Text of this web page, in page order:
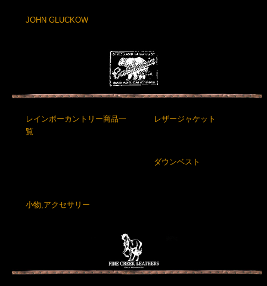
JOHN GLUCKOW
レインボーカントリー商品一
覧
レザージャケット
ダウンベスト
小物,アクセサリー